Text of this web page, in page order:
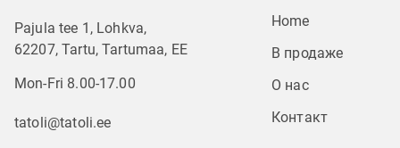
Pajula tee 1, Lohkva,
62207, Tartu, Tartumaa, EE
Mon-Fri 8.00-17.00
tatoli@tatoli.ee
Home
В продаже
О нас
Контакт